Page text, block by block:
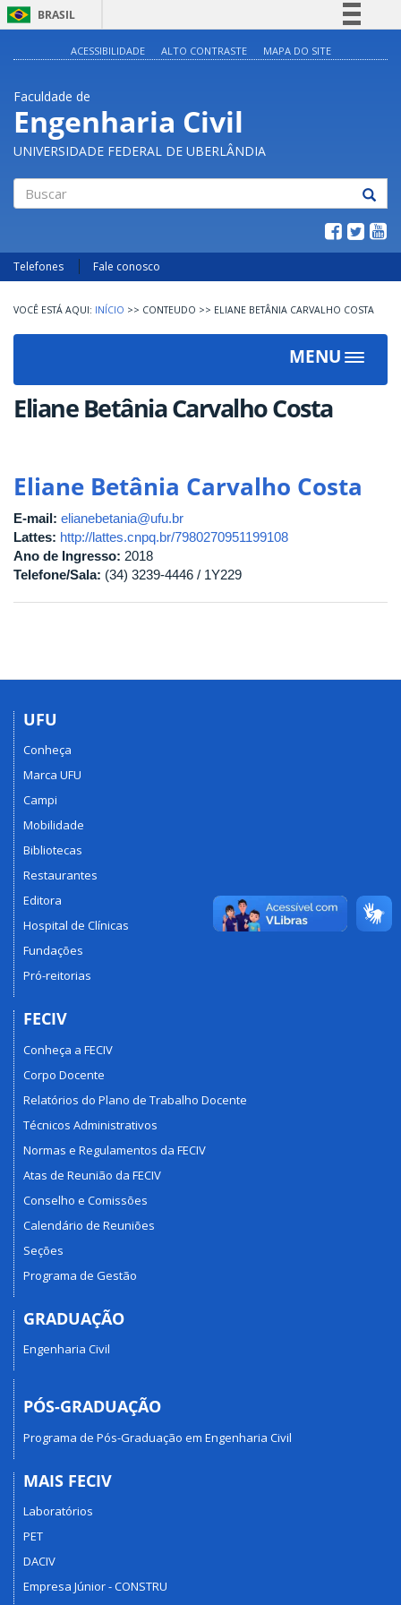
BRASIL
Legislação
Canais
ACESSIBILIDADE ALTO CONTRASTE MAPA DO SITE
Faculdade de
Engenharia Civil
UNIVERSIDADE FEDERAL DE UBERLÂNDIA
Telefones Fale conosco
INÍCIO >> CONTEUDO >> ELIANE BETÂNIA CARVALHO COSTA
MENU
Toggle
Eliane Betânia Carvalho Costa
Eliane Betânia Carvalho Costa
E-mail: elianebetania@ufu.br
Lattes: http://lattes.cnpq.br/7980270951199108
Ano de Ingresso: 2018
Telefone/Sala: (34) 3239-4446 / 1Y229
UFU
Conheça
Marca UFU
Campi
Mobilidade
Bibliotecas
Restaurantes
Editora
Hospital de Clínicas
Fundações
Pró-reitorias
FECIV
Conheça a FECIV
Corpo Docente
Relatórios do Plano de Trabalho Docente
Técnicos Administrativos
Normas e Regulamentos da FECIV
Atas de Reunião da FECIV
Conselho e Comissões
Calendário de Reuniões
Seções
Programa de Gestão
GRADUAÇÃO
Engenharia Civil
PÓS-GRADUAÇÃO
Programa de Pós-Graduação em Engenharia Civil
MAIS FECIV
Laboratórios
PET
DACIV
Empresa Júnior - CONSTRU